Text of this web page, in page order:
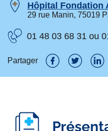
Hôpital Fondation
29 rue Manin, 75019
01 48 03 68 31 ou
Partager
P
P
P